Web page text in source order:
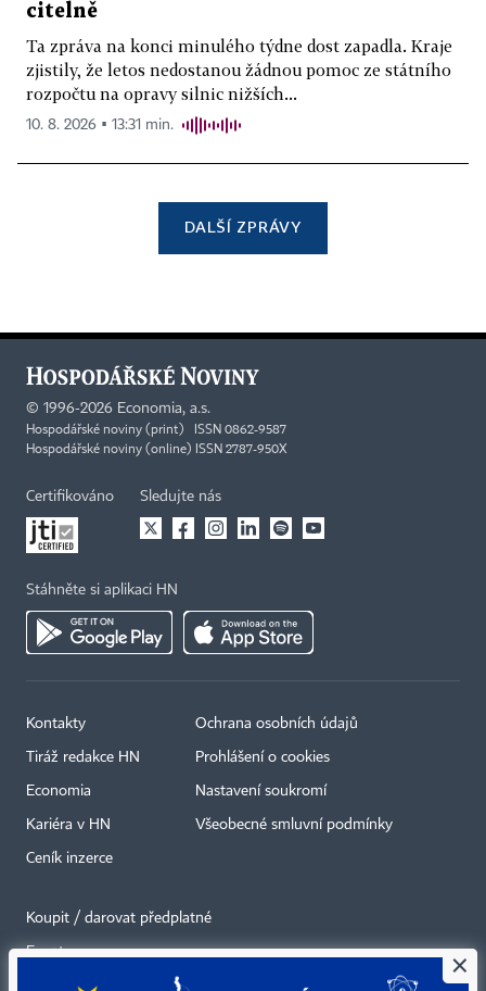
citelně
Ta zpráva na konci minulého týdne dost zapadla. Kraje
zjistily, že letos nedostanou žádnou pomoc ze státního
rozpočtu na opravy silnic nižších...
10. 8. 2026 ▪ 13:31 min.
DALŠÍ ZPRÁVY
© 1996-2026 Economia, a.s.
Hospodářské noviny (print) ISSN 0862-9587
Hospodářské noviny (online) ISSN 2787-950X
Certifikováno Sledujte nás
Stáhněte si aplikaci HN
Kontakty
Tiráž redakce HN
Economia
Kariéra v HN
Ceník inzerce
Ochrana osobních údajů
Prohlášení o cookies
Nastavení soukromí
Všeobecné smluvní podmínky
Koupit / darovat předplatné
Eventy
Newslettery
×